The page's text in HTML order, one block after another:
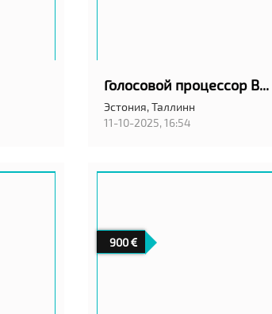
Голосовой процессор Boss VE-5
Эстония,Таллинн
11-10-2025, 16:54
900